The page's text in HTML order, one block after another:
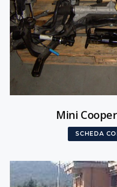
Mini
SCHEDA